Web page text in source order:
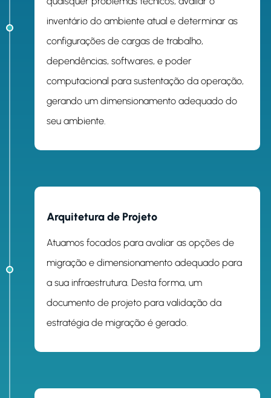
inventário do ambiente atual e determinar as
configurações de cargas de trabalho,
dependências, softwares, e poder
computacional para sustentação da operação,
gerando um dimensionamento adequado do
seu ambiente.
Arquitetura de Projeto
Atuamos focados para avaliar as opções de
migração e dimensionamento adequado para
a sua infraestrutura. Desta forma, um
documento de projeto para validação da
estratégia de migração é gerado.